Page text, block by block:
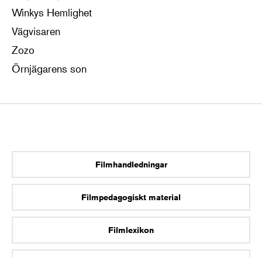
Winkys Hemlighet
Vägvisaren
Zozo
Örnjägarens son
Filmhandledningar
Filmpedagogiskt material
Filmlexikon